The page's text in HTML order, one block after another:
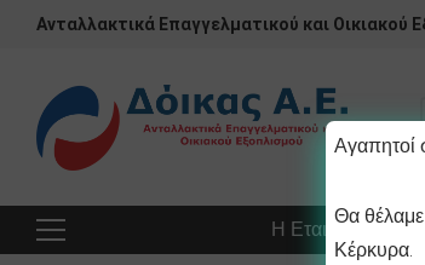
Ανταλλακτικά Επαγγελματικού και Οικιακού
Η Εταιρεία
Αγαπητοί
Θα θέλαμε
Κέρκυρα.